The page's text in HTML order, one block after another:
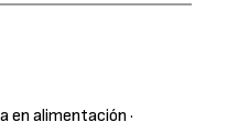
en alimentación ·